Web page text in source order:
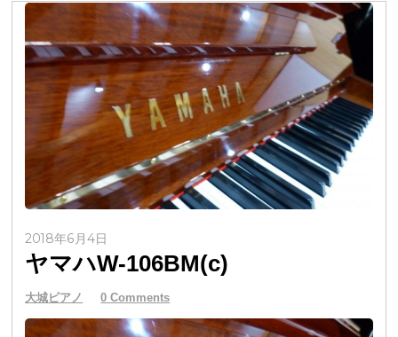
2018年6月4日
ヤマハW-106BM(c)
大城ピアノ 0 Comments